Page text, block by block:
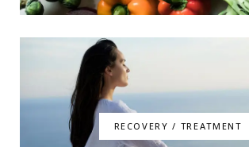
RECOVERY / TREATMENT